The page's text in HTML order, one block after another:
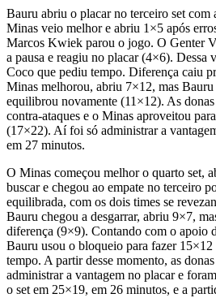
Bauru abriu o placar no terceiro set com
Minas veio melhor e abriu 1×5 após
Marcos Kwiek parou o jogo. O Genter
a pausa e reagiu no placar (4×6). Dessa
Coco que pediu tempo. Diferença caiu
Minas melhorou, abriu 7×12, mas
equilibrou novamente (11×12). As
contra-ataques e o Minas aproveitou
(17×22). Aí foi só administrar a
em 27 minutos.
O Minas começou melhor o quarto set,
buscar e chegou ao empate no terceiro
equilibrada, com os dois times se
Bauru chegou a desgarrar, abriu 9×7,
diferença (9×9). Contando com o apoio
Bauru usou o bloqueio para fazer
tempo. A partir desse momento, as
administrar a vantagem no placar e
o set em 25×19, em 26 minutos, e a